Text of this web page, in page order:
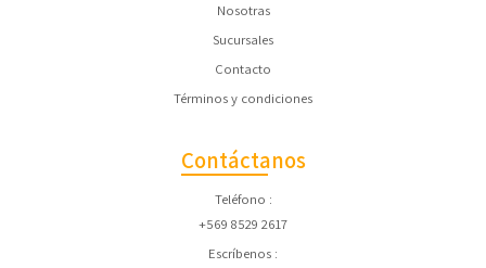
Nosotras
Sucursales
Contacto
Términos y condiciones
Contáctanos
Teléfono
+569 8529 2617
Escríbenos